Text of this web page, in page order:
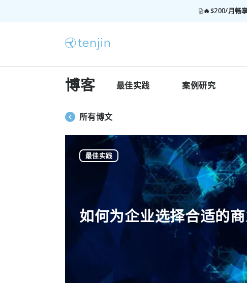
🔥$200/月畅
博客 最佳实践 案例研究
所有博文
最佳实践
如何为企业选择合适的